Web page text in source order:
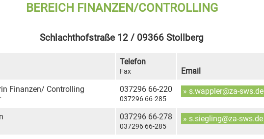
BEREICH FINANZEN/CONTROLLING
Schlachthofstraße 12 / 09366 Stollberg
Telefon
Fax
Email
Finanzen/ Controlling
037296 66-220
037296 66-285
» s.wappler@za-sws.de
037296 66-278
037296 66-285
» s.siegling@za-sws.de